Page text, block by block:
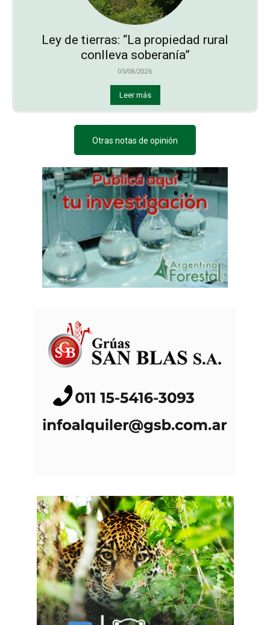
Ley de tierras: “La propiedad rural
conlleva soberanía”
05/08/2026
Leer más
Otras notas de opinión